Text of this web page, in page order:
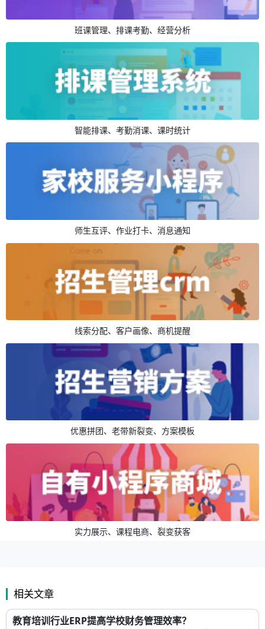
班课管理、排课考勤、经营分析
智能排课、考勤消课、课时统计
师生互评、作业打卡、消息通知
线索分配、客户画像、商机提醒
优惠拼团、老带新裂变、方案模板
实力展示、课程电商、裂变获客
相关文章
教育培训行业ERP提高学校财务管理效率？